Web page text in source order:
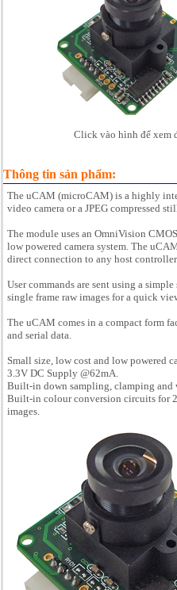
Click vào hình để xem
Thông tin sản phẩm:
The uCAM (microCAM) is a highly
video camera or a JPEG compressed
The module uses an OmniVision
low powered camera system. The
direct connection to any host
User commands are sent using a
single frame raw images for a quick
The uCAM comes in a compact form
and serial data.
Small size, low cost and low powered
3.3V DC Supply @62mA.
Built-in down sampling, clamping
Built-in colour conversion circuits for
images.